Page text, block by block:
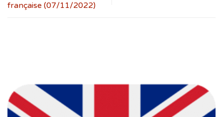
française (07/11/2022)